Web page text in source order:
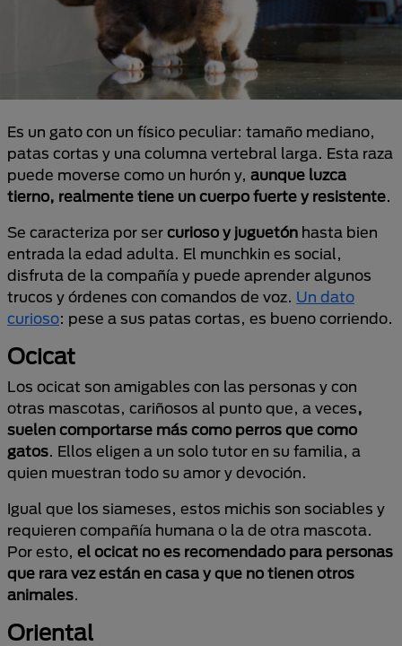
Es un gato con un físico peculiar: tamaño mediano,
patas cortas y una columna vertebral larga. Esta raza
puede moverse como un hurón y, aunque luzca
tierno, realmente tiene un cuerpo fuerte y resistente.
Se caracteriza por ser curioso y juguetón hasta bien
entrada la edad adulta. El munchkin es social,
disfruta de la compañía y puede aprender algunos
trucos y órdenes con comandos de voz. Un dato
curioso: pese a sus patas cortas, es bueno corriendo.
Ocicat
Los ocicat son amigables con las personas y con
otras mascotas, cariñosos al punto que, a veces,
suelen comportarse más como perros que como
gatos. Ellos eligen a un solo tutor en su familia, a
quien muestran todo su amor y devoción.
Igual que los siameses, estos michis son sociables y
requieren compañía humana o la de otra mascota.
Por esto, el ocicat no es recomendado para personas
que rara vez están en casa y que no tienen otros
animales.
Oriental